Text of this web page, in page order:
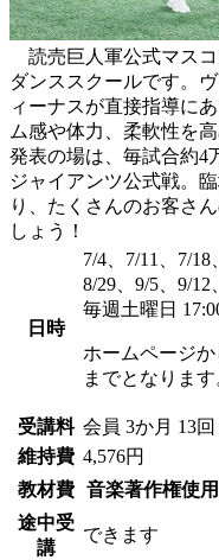
読売巨人軍公式マス
ダンススクールです。
ィーナスが直接指導に
ム感や体力、柔軟性を
発表の場は、毎試合約4
ジャイアンツ公式戦。
り、たくさんのお客さ
しょう！
日時
7/4、7/11、7/18
8/29、9/5、9/12
毎週土曜日
ホームページ
までとなります
受講料 会員 3か月 13回
維持費 4,576円
教材費
音楽著作権使
途中受
講
できます